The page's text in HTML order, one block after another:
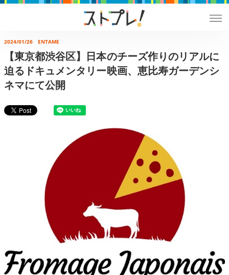
2024/01/26 ENTAME
【東京都渋谷区】日本のチーズ作りのリアルに
迫るドキュメンタリー映画、恵比寿ガーデンシ
ネマにて公開